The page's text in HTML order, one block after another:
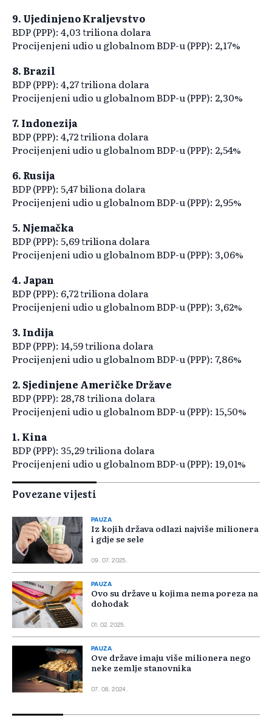
9. Ujedinjeno Kraljevstvo
BDP (PPP): 4,03 triliona dolara
Procijenjeni udio u globalnom BDP-u (PPP): 2,17%
8. Brazil
BDP (PPP): 4,27 triliona dolara
Procijenjeni udio u globalnom BDP-u (PPP): 2,30%
7. Indonezija
BDP (PPP): 4,72 triliona dolara
Procijenjeni udio u globalnom BDP-u (PPP): 2,54%
6. Rusija
BDP (PPP): 5,47 biliona dolara
Procijenjeni udio u globalnom BDP-u (PPP): 2,95%
5. Njemačka
BDP (PPP): 5,69 triliona dolara
Procijenjeni udio u globalnom BDP-u (PPP): 3,06%
4. Japan
BDP (PPP): 6,72 triliona dolara
Procijenjeni udio u globalnom BDP-u (PPP): 3,62%
3. Indija
BDP (PPP): 14,59 triliona dolara
Procijenjeni udio u globalnom BDP-u (PPP): 7,86%
2. Sjedinjene Američke Države
BDP (PPP): 28,78 triliona dolara
Procijenjeni udio u globalnom BDP-u (PPP): 15,50%
1. Kina
BDP (PPP): 35,29 triliona dolara
Procijenjeni udio u globalnom BDP-u (PPP): 19,01%
Povezane vijesti
PAUZA
Iz kojih država odlazi najviše milionera
i gdje se sele
09. 07. 2025.
PAUZA
Ovo su države u kojima nema poreza na
dohodak
01. 02. 2025.
PAUZA
Ove države imaju više milionera nego
neke zemlje stanovnika
07. 08. 2024.